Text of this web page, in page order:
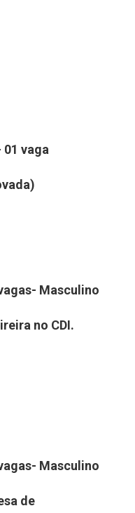
01 vaga
Masculino
no CDI.
Masculino
de